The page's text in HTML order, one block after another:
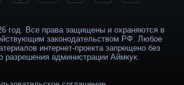
год. Все права защищены и охраняются в
законодательством РФ. Любое
интернет-проекта запрещено без
разрешения администрации Аймкук.